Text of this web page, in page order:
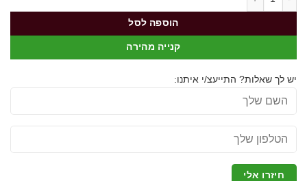
הוספה לסל
קנייה מהירה
יש לך שאלות? התייעצ/י איתנו: